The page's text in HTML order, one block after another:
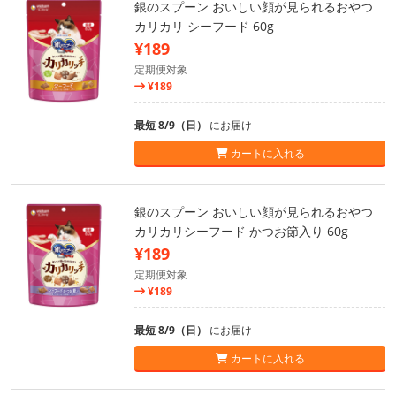
銀のスプーン おいしい顔が見られるおやつ
カリカリ シーフード 60g
¥189
定期便対象
¥189
最短 8/9（日） にお届け
カートに入れる
銀のスプーン おいしい顔が見られるおやつ
カリカリシーフード かつお節入り 60g
¥189
定期便対象
¥189
最短 8/9（日） にお届け
カートに入れる